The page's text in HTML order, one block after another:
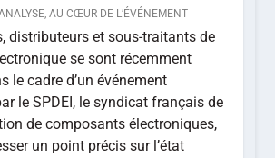
, AU CŒUR DE L’ÉVÉNEMENT
distributeurs et sous-traitants de
se sont récemment
le cadre d’un événement
le SPDEI, le syndicat français de
de composants électroniques,
un point précis sur l’état